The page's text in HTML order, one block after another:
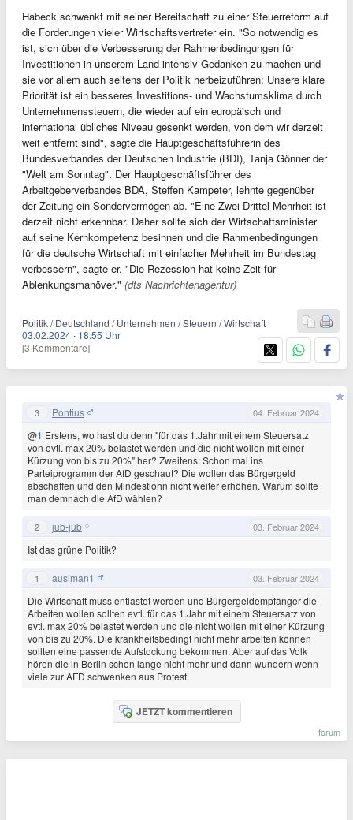
Habeck schwenkt mit seiner Bereitschaft zu einer Steuerreform auf
die Forderungen vieler Wirtschaftsvertreter ein. "So notwendig es
ist, sich über die Verbesserung der Rahmenbedingungen für
Investitionen in unserem Land intensiv Gedanken zu machen und
sie vor allem auch seitens der Politik herbeizuführen: Unsere klare
Priorität ist ein besseres Investitions- und Wachstumsklima durch
Unternehmenssteuern, die wieder auf ein europäisch und
international übliches Niveau gesenkt werden, von dem wir derzeit
weit entfernt sind", sagte die Hauptgeschäftsführerin des
Bundesverbandes der Deutschen Industrie (BDI), Tanja Gönner der
"Welt am Sonntag". Der Hauptgeschäftsführer des
Arbeitgeberverbandes BDA, Steffen Kampeter, lehnte gegenüber
der Zeitung ein Sondervermögen ab. "Eine Zwei-Drittel-Mehrheit ist
derzeit nicht erkennbar. Daher sollte sich der Wirtschaftsminister
auf seine Kernkompetenz besinnen und die Rahmenbedingungen
für die deutsche Wirtschaft mit einfacher Mehrheit im Bundestag
verbessern", sagte er. "Die Rezession hat keine Zeit für
Ablenkungsmanöver." (dts Nachrichtenagentur)
Politik / Deutschland / Unternehmen / Steuern / Wirtschaft
03.02.2024 · 18:55 Uhr
[3 Kommentare]
3 Pontius 04. Februar 2024
@1 Erstens, wo hast du denn "für das 1.Jahr mit einem Steuersatz
von evtl. max 20% belastet werden und die nicht wollen mit einer
Kürzung von bis zu 20%" her? Zweitens: Schon mal ins
Parteiprogramm der AfD geschaut? Die wollen das Bürgergeld
abschaffen und den Mindestlohn nicht weiter erhöhen. Warum sollte
man demnach die AfD wählen?
2 jub-jub 03. Februar 2024
Ist das grüne Politik?
1 ausiman1 03. Februar 2024
Die Wirtschaft muss entlastet werden und Bürgergeldempfänger die
Arbeiten wollen sollten evtl. für das 1.Jahr mit einem Steuersatz von
evtl. max 20% belastet werden und die nicht wollen mit einer Kürzung
von bis zu 20%. Die krankheitsbedingt nicht mehr arbeiten können
sollten eine passende Aufstockung bekommen. Aber auf das Volk
hören die in Berlin schon lange nicht mehr und dann wundern wenn
viele zur AFD schwenken aus Protest.
JETZT kommentieren
forum